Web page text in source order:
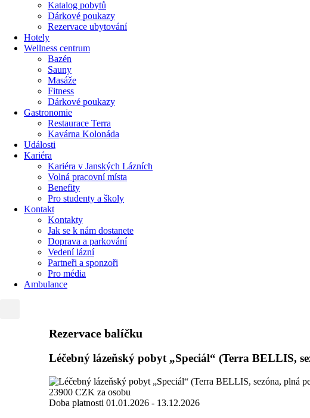
Katalog pobytů
Dárkové poukazy​
Rezervace ubytování
Hotely
Wellness centrum
Bazén
Sauny
Masáže
Fitness
Dárkové poukazy​
Gastronomie
Restaurace Terra
Kavárna Kolonáda
Události
Kariéra
Kariéra v Janských Lázních
Volná pracovní místa
Benefity
Pro studenty a školy
Kontakt
Kontakty
Jak se k nám dostanete
Doprava a parkování
Vedení lázní
Partneři a sponzoři
Pro média
Ambulance
Rezervace balíčku
Léčebný lázeňský pobyt „Speciál“ (Terra BELLIS,
23900 CZK za osobu
Doba platnosti 01.01.2026 - 13.12.2026